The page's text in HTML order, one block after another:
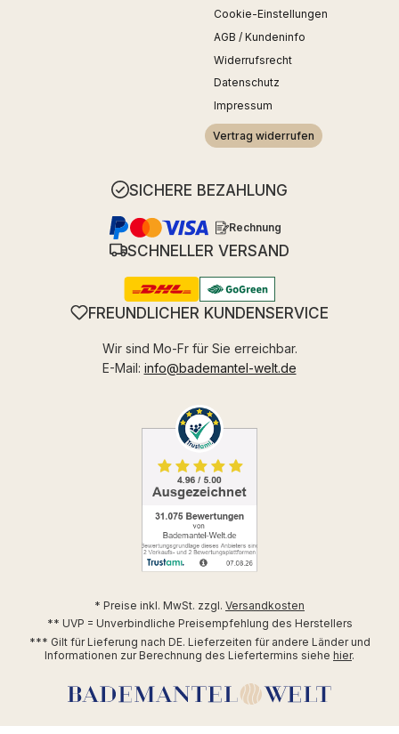
Cookie-Einstellungen
AGB / Kundeninfo
Widerrufsrecht
Datenschutz
Impressum
Vertrag widerrufen
SICHERE BEZAHLUNG
Rechnung
SCHNELLER VERSAND
FREUNDLICHER KUNDENSERVICE
Wir sind Mo-Fr für Sie erreichbar.
E-Mail: info@bademantel-welt.de
* Preise inkl. MwSt. zzgl. Versandkosten
** UVP = Unverbindliche Preisempfehlung des Herstellers
*** Gilt für Lieferung nach DE. Lieferzeiten für andere Länder und
Informationen zur Berechnung des Liefertermins siehe hier.